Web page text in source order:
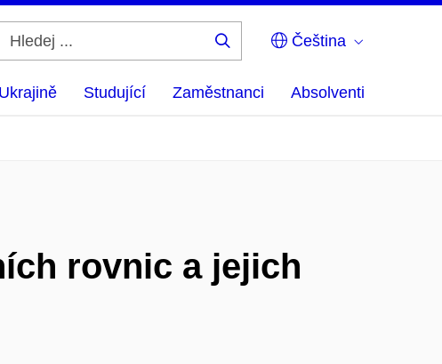
Čeština
Studující Zaměstnanci Absolventi
rovnic a jejich